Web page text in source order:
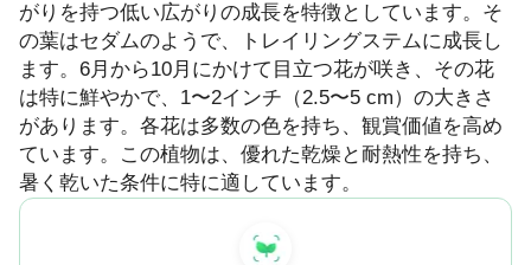
がりを持つ低い広がりの成長を特徴としています。そ
の葉はセダムのようで、トレイリングステムに成長し
ます。6月から10月にかけて目立つ花が咲き、その花
は特に鮮やかで、1〜2インチ（2.5〜5 cm）の大きさ
があります。各花は多数の色を持ち、観賞価値を高め
ています。この植物は、優れた乾燥と耐熱性を持ち、
暑く乾いた条件に特に適しています。